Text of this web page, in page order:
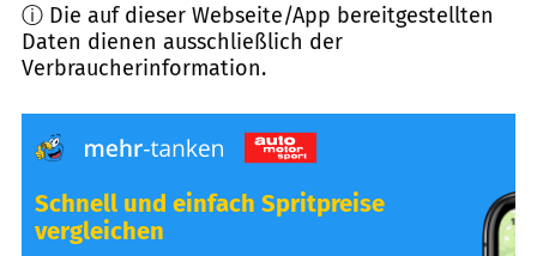
ⓘ Die auf dieser Webseite/App bereitgestellten
Daten dienen ausschließlich der
Verbraucherinformation.
Schnell und einfach Spritpreise
vergleichen